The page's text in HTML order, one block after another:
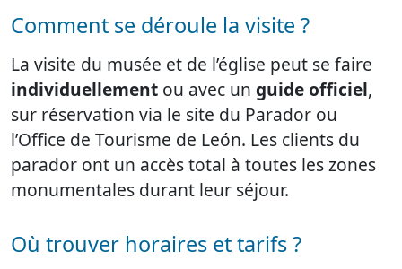
Comment se déroule la visite ?
La visite du musée et de l’église peut se faire
individuellement ou avec un guide officiel,
sur réservation via le site du Parador ou
l’Office de Tourisme de León. Les clients du
parador ont un accès total à toutes les zones
monumentales durant leur séjour.
Où trouver horaires et tarifs ?